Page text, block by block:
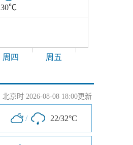
30℃
周四 周五
北京时 2026-08-08 18:00更新
/ 22/32°C